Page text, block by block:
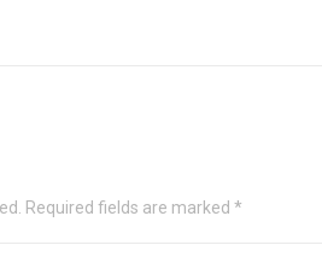
Required fields are marked *